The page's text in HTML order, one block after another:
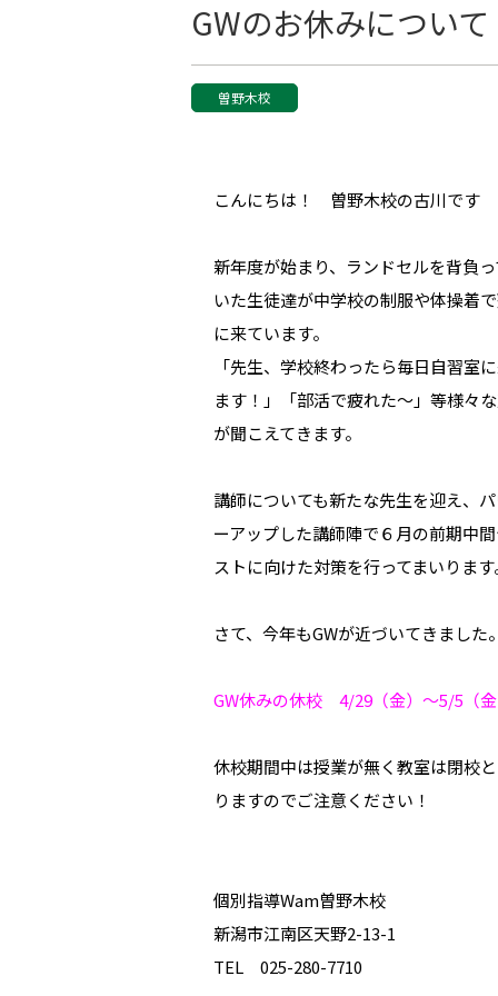
GWのお休みについて
曽野木校
こんにちは！ 曽野木校の古川です
新年度が始まり、ランドセルを背負っ
いた生徒達が中学校の制服や体操着
に来ています。
「先生、学校終わったら毎日自習室
ます！」「部活で疲れた～」等様々
が聞こえてきます。
講師についても新たな先生を迎え、パ
ーアップした講師陣で６月の前期中
ストに向けた対策を行ってまいります
さて、今年もGWが近づいてきました。
GW休みの休校 4/29（金）～5/5（金
休校期間中は授業が無く教室は閉校
りますのでご注意ください！
個別指導Wam曽野木校
新潟市江南区天野2-13-1
TEL 025-280-7710